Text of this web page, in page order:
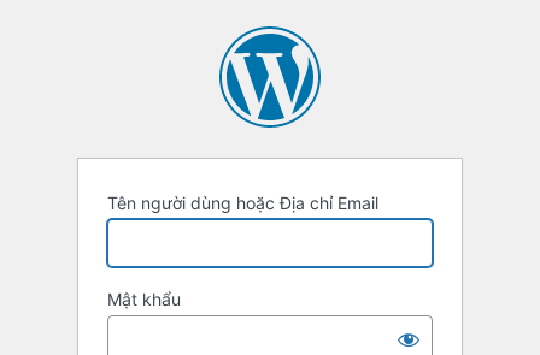
Tên người dùng hoặc Địa chỉ Email
Mật khẩu